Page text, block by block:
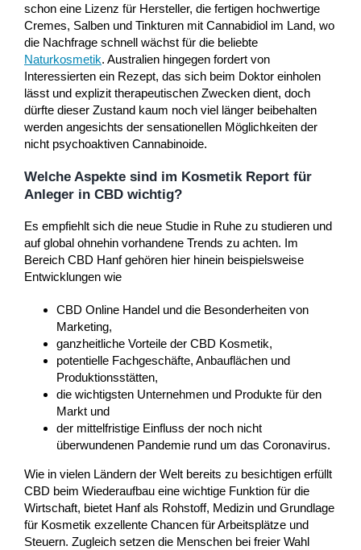
schon eine Lizenz für Hersteller, die fertigen hochwertige
Cremes, Salben und Tinkturen mit Cannabidiol im Land, wo
die Nachfrage schnell wächst für die beliebte
Naturkosmetik. Australien hingegen fordert von
Interessierten ein Rezept, das sich beim Doktor einholen
lässt und explizit therapeutischen Zwecken dient, doch
dürfte dieser Zustand kaum noch viel länger beibehalten
werden angesichts der sensationellen Möglichkeiten der
nicht psychoaktiven Cannabinoide.
Welche Aspekte sind im Kosmetik Report für
Anleger in CBD wichtig?
Es empfiehlt sich die neue Studie in Ruhe zu studieren und
auf global ohnehin vorhandene Trends zu achten. Im
Bereich CBD Hanf gehören hier hinein beispielsweise
Entwicklungen wie
CBD Online Handel und die Besonderheiten von
Marketing,
ganzheitliche Vorteile der CBD Kosmetik,
potentielle Fachgeschäfte, Anbauflächen und
Produktionsstätten,
die wichtigsten Unternehmen und Produkte für den
Markt und
der mittelfristige Einfluss der noch nicht
überwundenen Pandemie rund um das Coronavirus.
Wie in vielen Ländern der Welt bereits zu besichtigen erfüllt
CBD beim Wiederaufbau eine wichtige Funktion für die
Wirtschaft, bietet Hanf als Rohstoff, Medizin und Grundlage
für Kosmetik exzellente Chancen für Arbeitsplätze und
Steuern. Zugleich setzen die Menschen bei freier Wahl